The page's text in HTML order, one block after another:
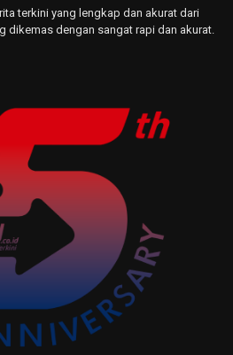
terkini yang lengkap dan akurat dari
dikemas dengan sangat rapi dan akurat.